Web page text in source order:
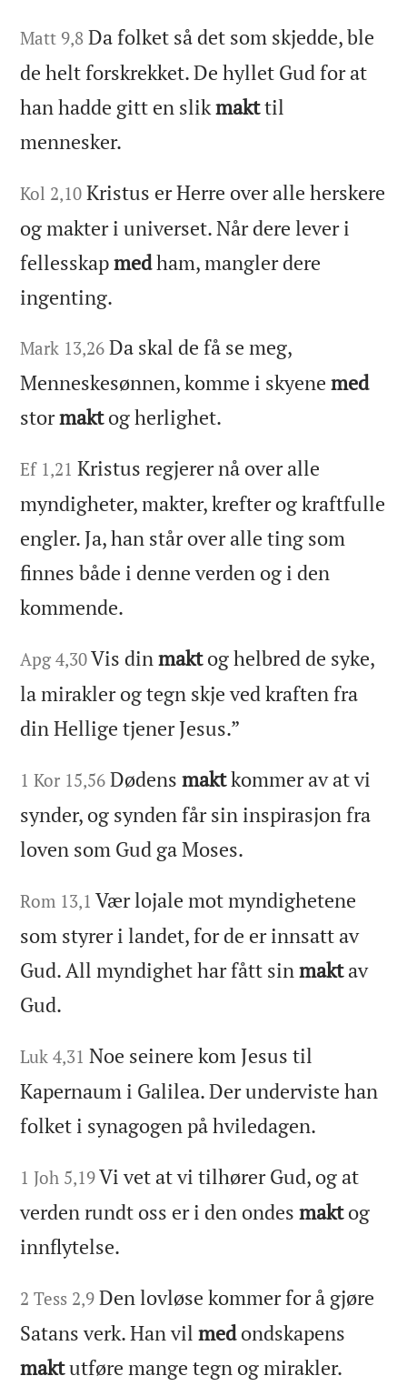
Matt 9,8 Da folket så det som skjedde, ble
de helt forskrekket. De hyllet Gud for at
han hadde gitt en slikmakttil
mennesker.
Kol 2,10 Kristus er Herre over alle herskere
og makter i universet. Når dere lever i
fellesskapmedham, mangler dere
ingenting.
Mark 13,26 Da skal de få se meg,
Menneskesønnen, komme i skyenemed
stormaktog herlighet.
Ef 1,21 Kristus regjerer nå over alle
myndigheter, makter, krefter og kraftfulle
engler. Ja, han står over alle ting som
finnes både i denne verden og i den
kommende.
Apg 4,30Vis dinmaktog helbred de syke,
la mirakler og tegn skje ved kraften fra
din Hellige tjener Jesus.”
1 Kor 15,56 Dødensmaktkommer av at vi
synder, og synden får sin inspirasjon fra
loven som Gud ga Moses.
Rom 13,1 Vær lojale mot myndighetene
som styrer i landet, for de er innsatt av
Gud. All myndighet har fått sinmaktav
Gud.
Luk 4,31 Noe seinere kom Jesus til
Kapernaum i Galilea. Der underviste han
folket i synagogen på hviledagen.
1 Joh 5,19Vi vet at vi tilhører Gud, og at
verden rundt oss er i den ondesmaktog
innflytelse.
2 Tess 2,9 Den lovløse kommer for å gjøre
Satans verk. Han vilmedondskapens
maktutføre mange tegn og mirakler.